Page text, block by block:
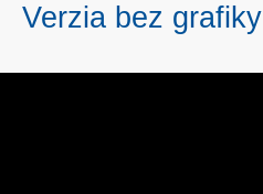
Verzia bez grafiky